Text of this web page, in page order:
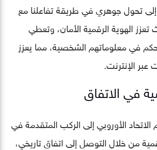
تحول جوهري في طريقة تفاعلنا مع
تعزز الهوية الرقمية الأمان، وتعطي
في معلوماتهم الشخصية، مما يعزز
عبر الإنترنت.
في الاتفاق
الأوروبي إلى الركب المتقدمة في
من خلال التوصل إلى اتفاق تاريخي،